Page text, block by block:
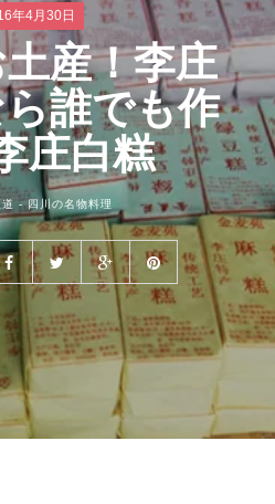
年4月30日
産！李庄
誰でも作
庄白糕
道 - 四川の名物料理